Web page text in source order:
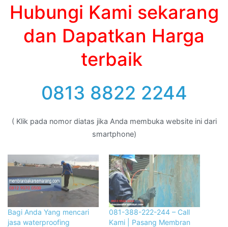
Hubungi Kami sekarang
dan Dapatkan Harga
terbaik
0813 8822 2244
( Klik pada nomor diatas jika Anda membuka website ini dari
smartphone)
Bagi Anda Yang mencari
jasa waterproofing
081-388-222-244 – Call
Kami | Pasang Membran